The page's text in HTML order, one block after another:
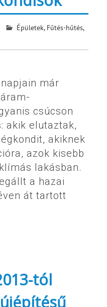
Épületek, Fűtés-hűtés,
már
csúcson
akik elutaztak,
akiknek
azok kisebb
lakásban.
a hazai
át tartott
tól